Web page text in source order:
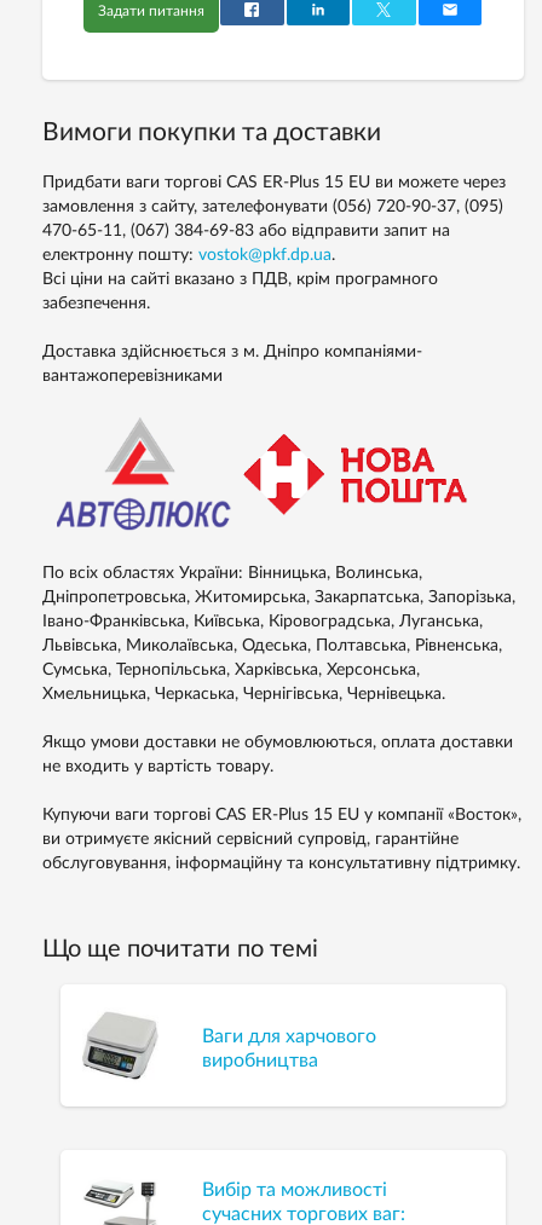
Задати питання
Вимоги покупки та доставки
Придбати ваги торгові CAS ER-Plus 15 EU ви можете через
замовлення з сайту, зателефонувати (056) 720-90-37, (095)
470-65-11, (067) 384-69-83 або відправити запит на
електронну пошту: vostok@pkf.dp.ua.
Всі ціни на сайті вказано з ПДВ, крім програмного
забезпечення.
Доставка здійснюється з м. Дніпро компаніями-
вантажоперевізниками
По всіх областях України: Вінницька, Волинська,
Дніпропетровська, Житомирська, Закарпатська, Запорізька,
Івано-Франківська, Київська, Кіровоградська, Луганська,
Львівська, Миколаївська, Одеська, Полтавська, Рівненська,
Сумська, Тернопільська, Харківська, Херсонська,
Хмельницька, Черкаська, Чернігівська, Чернівецька.
Якщо умови доставки не обумовлюються, оплата доставки
не входить у вартість товару.
Купуючи ваги торгові CAS ER-Plus 15 EU у компанії «Восток»,
ви отримуєте якісний сервісний супровід, гарантійне
обслуговування, інформаційну та консультативну підтримку.
Що ще почитати по темі
Ваги для харчового
виробництва
Вибір та можливості
сучасних торгових ваг: